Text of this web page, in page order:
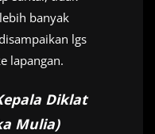
banyak
lgs
lapangan.
Diklat
Mulia)